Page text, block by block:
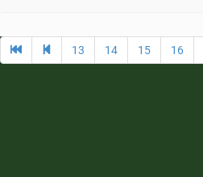
13 14 15 16